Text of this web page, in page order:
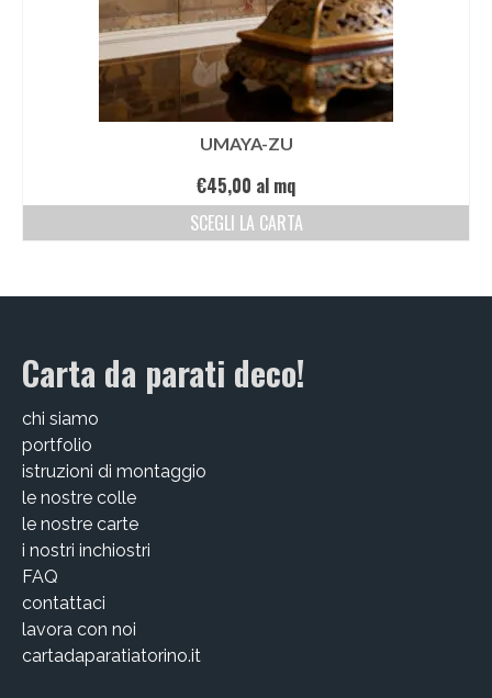
UMAYA-ZU
€45,00 al mq
SCEGLI LA CARTA
Carta da parati deco!
chi siamo
portfolio
istruzioni di montaggio
le nostre colle
le nostre carte
i nostri inchiostri
FAQ
contattaci
lavora con noi
cartadaparatiatorino.it